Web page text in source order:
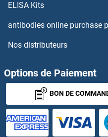
Forkhead Box C1 Anticorps
Forkhead Box D3 Anticorps
Forkhead Box F1 Anticorps
Forkhead Box I3 Anticorps
ELISA Kits
antibodies online purchase
Nos distributeurs
Options de Paiement
BON DE